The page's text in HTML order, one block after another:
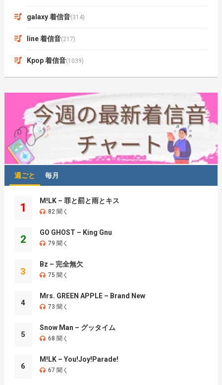
galaxy 着信音(314)
line 着信音(217)
Kpop 着信音(1039)
週ごと 毎月
1
M!LK – 罪と罰と雨とキス
82 聞く
2
GO GHOST – King Gnu
79 聞く
3
Bz – 完全無欠
75 聞く
4
Mrs. GREEN APPLE – Brand New
73 聞く
5
Snow Man – グッタイム
68 聞く
6
M!LK – You!Joy!Parade!
67 聞く